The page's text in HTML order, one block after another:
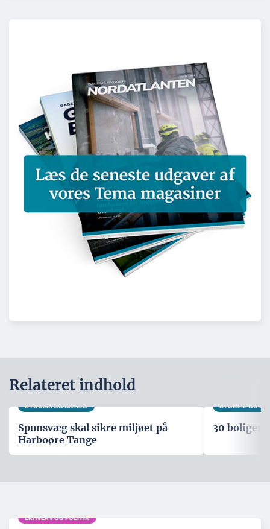
Relateret indhold
BYGGERI OG ANLÆG
Spunsvæg skal sikre miljøet på
Harboøre Tange
BYGGERI OG
30 boliger
ERHVERV OG POLITIK